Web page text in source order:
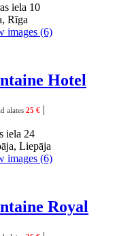
iela 10
Rīga
images (6)
Hotel
alates 25 € |
iela 24
Liepāja
images (6)
Royal